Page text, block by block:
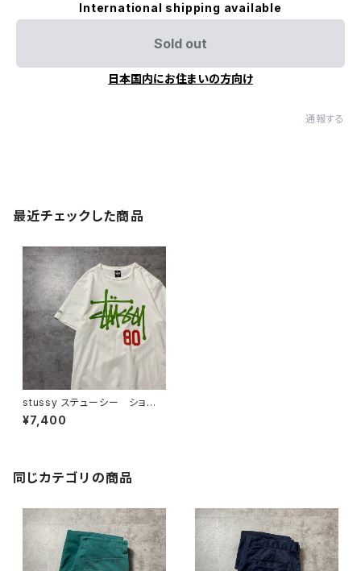
International shipping available
Sold out
日本国内にお住まいの方向け
通報する
最近チェックした商品
stussy ステューシー ショー
ンフォント×ナンバリング80 両
面プリント ホワイト 白 Tシ
¥7,400
同じカテゴリの商品